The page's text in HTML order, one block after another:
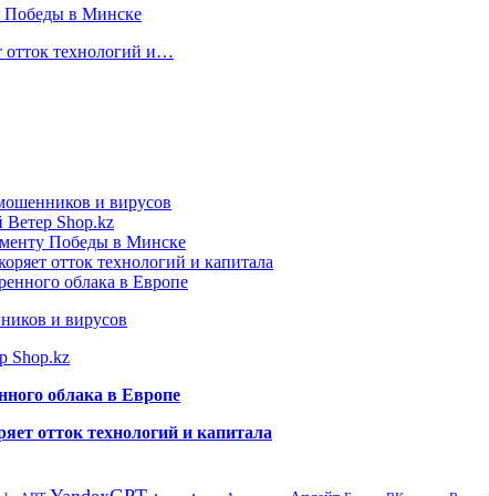
Победы в Минске
отток технологий и…
и вирусов
Ветер Shop.kz
Победы в Минске
отток технологий и капитала
облака в Европе
и вирусов
Shop.kz
облака в Европе
отток технологий и капитала